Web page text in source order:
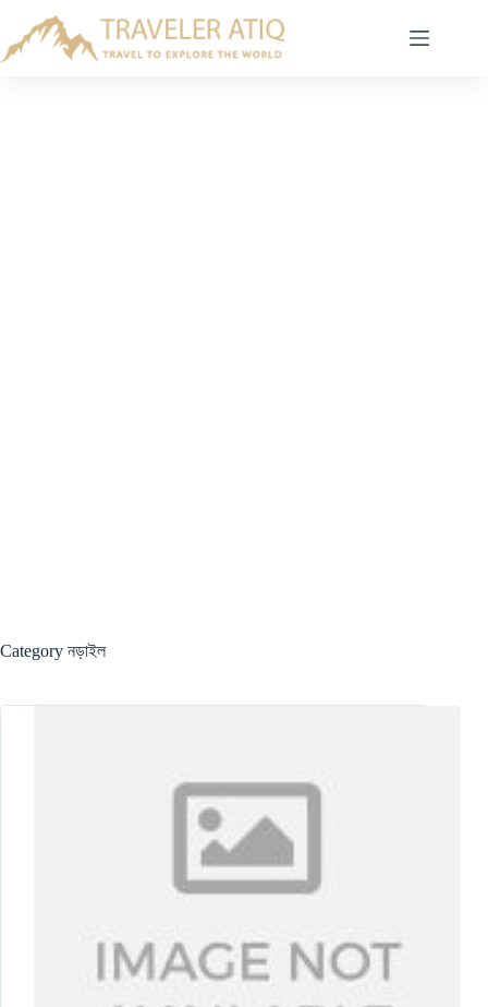
content
Category নড়াইল